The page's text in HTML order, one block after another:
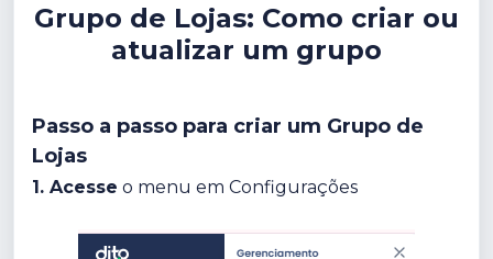
Grupo de Lojas: Como criar ou
atualizar um grupo
Passo a passo para criar um Grupo de
Lojas
1. Acesse o menu em Configurações